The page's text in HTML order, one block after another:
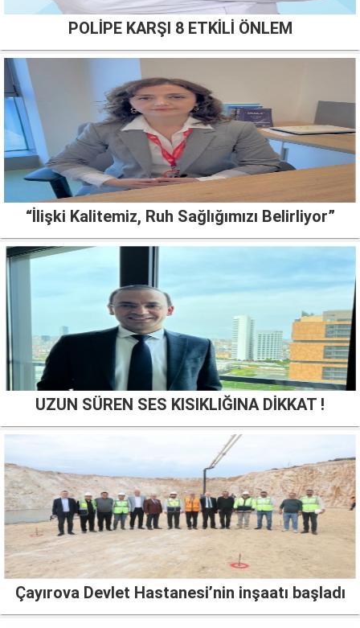
POLİPE KARŞI 8 ETKİLİ ÖNLEM
“İlişki Kalitemiz, Ruh Sağlığımızı Belirliyor”
UZUN SÜREN SES KISIKLIĞINA DİKKAT !
Çayırova Devlet Hastanesi’nin inşaatı başladı